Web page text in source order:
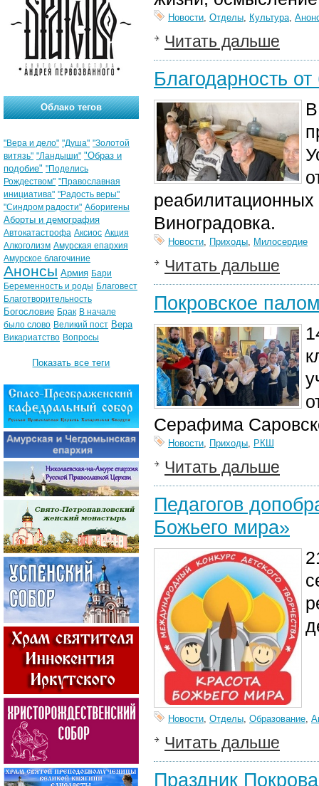
Новости, Отделы, Культура,
Читать дальше
Благодарность
Виноградовка.
Новости, Приходы, Милосердие
Читать дальше
Покровское
Серафима
Новости, Приходы, РКШ
Читать дальше
Педагогов
Божьего мира»
Новости, Отделы, Образование,
Читать дальше
Праздник
Облако тегов
"Вера и дело" "Душа" "Золотой
витязь" "Ландыши" "Образ и
подобие" "Поделись
Рождеством" "Православная
инициатива" "Радость веры"
"Синдром радости" Аборигены
Аборты и демография
Автокатастрофа Аксиос Акция
Алкоголизм Амурская епархия
Амурское благочиние
Анонсы Армия Бари
Беременность и роды Благовест
Благотворительность
Богословие Брак В начале
было слово Великий пост Вера
Викариатство Вопросы
Показать все теги